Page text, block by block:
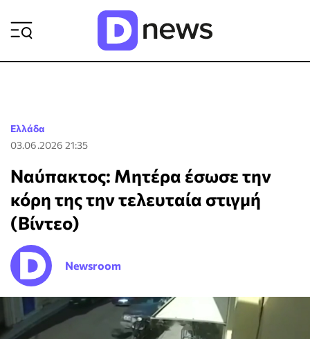
Ελλάδα
03.06.2026 21:35
Ναύπακτος: Μητέρα έσωσε την
κόρη της την τελευταία στιγμή
(Βίντεο)
Newsroom